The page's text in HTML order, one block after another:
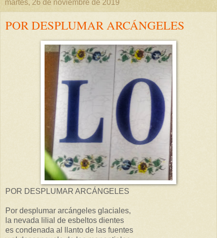
martes, 26 de noviembre de 2019
POR DESPLUMAR ARCÁNGELES
POR DESPLUMAR ARCÁNGELES
Por desplumar arcángeles glaciales,
la nevada lilial de esbeltos dientes
es condenada al llanto de las fuentes